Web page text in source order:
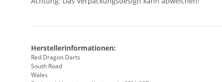
Herstellerinformationen:
Red Dragon Darts
South Road
Wales